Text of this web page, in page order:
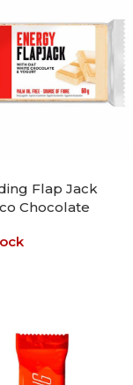
Flap Jack
Chocolate